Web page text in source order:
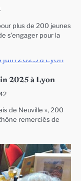
plus de 200 jeunes
s’engager pour la
2025 à Lyon
de Neuville », 200
remerciés de